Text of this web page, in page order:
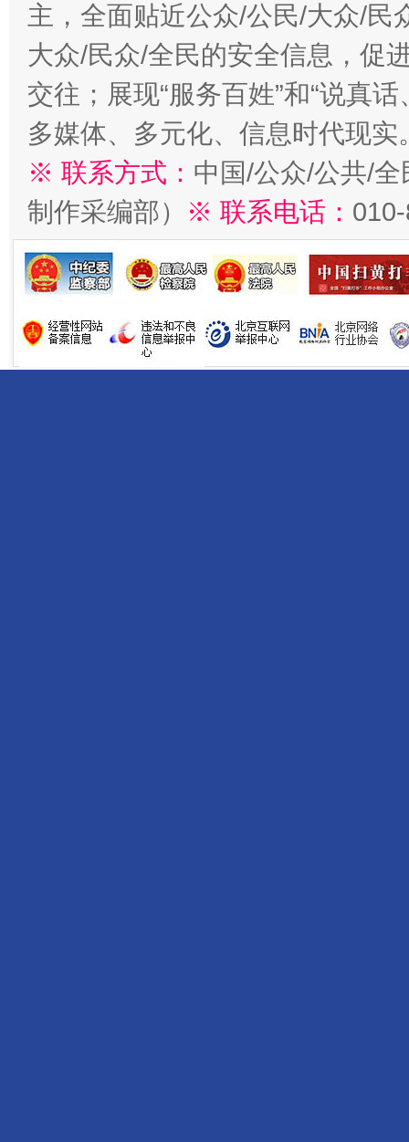
主，全面贴近公众/公民/大众/民
大众/民众/全民的安全信息，促
交往；展现“服务百姓”和“说真
多媒体、多元化、信息时代现实
※ 联系方式： 中国/公众/公共/
制作采编部）
※ 联系电话：